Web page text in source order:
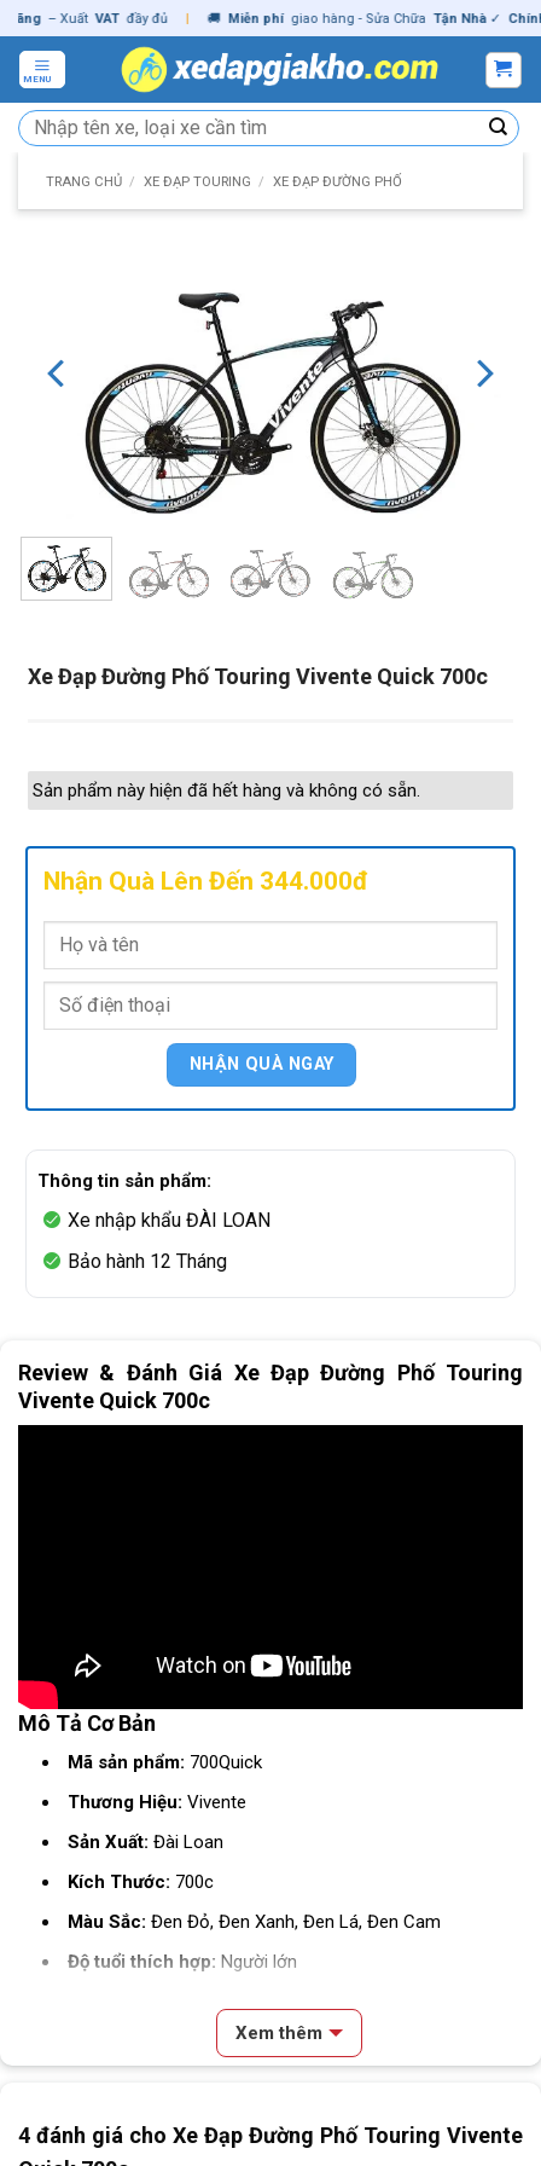
Skip
to
content
– Xuất VAT đầy đủ | 🚚 Miễn phí giao hàng - Sửa Chữa Tận Nhà ✓ Chính
MENU
Tìm
kiếm:
TRANG CHỦ / XE ĐẠP TOURING / XE ĐẠP ĐƯỜNG PHỐ
Xe Đạp Đường Phố Touring Vivente Quick 700c
Sản phẩm này hiện đã hết hàng và không có sẵn.
Nhận Quà Lên Đến 344.000đ
Thông tin sản phẩm:
Xe nhập khẩu ĐÀI LOAN
Bảo hành 12 Tháng
Review & Đánh Giá Xe Đạp Đường Phố Touring Vivente Quick
700c
Review & Đánh Giá Xe Đạp Đường Phố Touring
Vivente Quick 700c
Mô Tả Cơ Bản
Mã sản phẩm: 700Quick
Thương Hiệu: Vivente
Sản Xuất: Đài Loan
Kích Thước: 700c
Màu Sắc: Đen Đỏ, Đen Xanh, Đen Lá, Đen Cam
Độ tuổi thích hợp: Người lớn
Dòng xe Xe đạp Touring
Xem thêm
4 đánh giá cho Xe Đạp Đường Phố Touring Vivente